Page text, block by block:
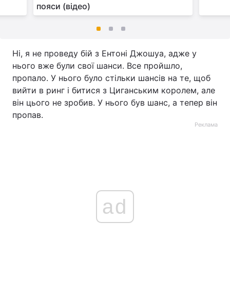
пояси (відео)
Ні, я не проведу бій з Ентоні Джошуа, адже у
нього вже були свої шанси. Все пройшло,
пропало. У нього було стільки шансів на те, щоб
вийти в ринг і битися з Циганським королем, але
він цього не зробив. У нього був шанс, а тепер він
пропав.
Реклама
ad